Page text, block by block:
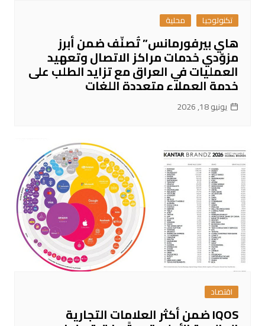
تكنولوجيا محلية
هاي بيرفورمانس” تُصنّف ضمن أبرز
مزوّدي خدمات مراكز الاتصال وتعهيد
العمليات في العراق مع تزايد الطلب على
خدمة العملاء متعددة اللغات
يونيو 18, 2026
اقتصاد
IQOS ضمن أكثر العلامات التجارية